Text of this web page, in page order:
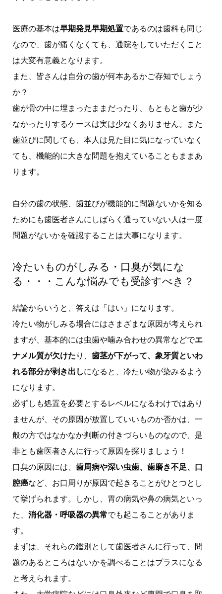
医療の基本は早期発見早期処置であるのは歯科も同じ
なので、歯が痛くなくても、通院をしていただくこと
は大変有意義となります。
また、皆さんは自分の歯が何本あるかご存知でしょう
か？
歯が骨の中に埋まったままだったり、もともと歯が少
なかったりするケースは実は少なくありません。また
歯並びに関しても、本人は見た目に気になっていなく
ても、機能的に大きな問題を抱えていることもままあ
ります。
自分の歯の状態、歯並びが機能的に問題ないかを知る
ためにも歯医者さんにしばらく通っていない人は一度
問題がないかを確認することは大事になります。
冷たいものがしみる・口臭が気にな
る・・・こんな悩みでも受診すべき？
結論からいうと、答えは「はい」になります。
冷たい物がしみる場合にはさまざまな原因が考えられ
ますが、基本的には虫歯や噛み合わせの異常などでエ
ナメル質が欠けた り、 歯茎が下がって、象牙質といわ
れる部分が剥き出しになると、冷たい物が染みるよう
になります。
必ずしも処置を必要とするレベルになるわけではあり
ませんが、その原因が放置していいものか否かは、一
般の方ではなかなか判断の付きづらいものなので、是
非とも歯医者さんに行って原因を探りましょう！
口臭の原因には、 歯周病や深い虫歯、歯磨き不足、口
腔癌など、お口周りが原因で起きることがひとつとし
て挙げられます。しかし、胃の病気や鼻の病気といっ
た、 消化器・呼吸器の異常でも起こることがありま
す。
まずは、それらの鑑別として歯医者さんに行って、問
題のあるところはないかを調べることはプラスになる
と考えられます。